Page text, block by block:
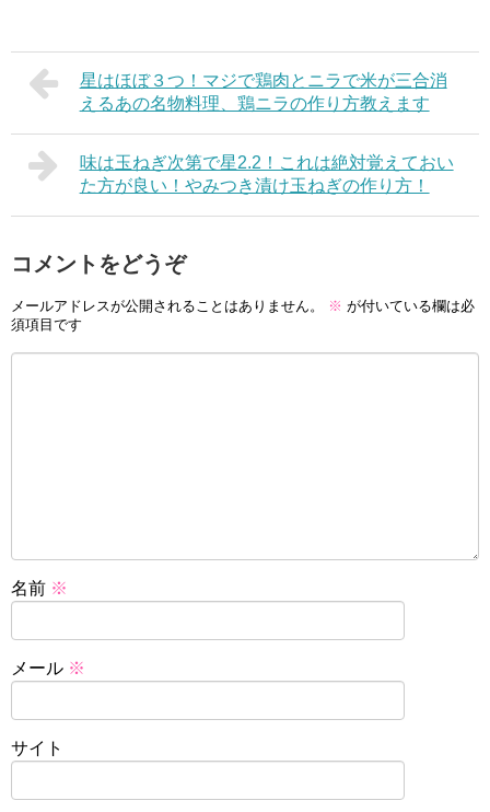
星はほぼ３つ！マジで鶏肉とニラで米が三合消
えるあの名物料理、鶏ニラの作り方教えます
味は玉ねぎ次第で星2.2！これは絶対覚えておい
た方が良い！やみつき漬け玉ねぎの作り方！
コメントをどうぞ
メールアドレスが公開されることはありません。 ※ が付いている欄は必
須項目です
名前 ※
メール ※
サイト